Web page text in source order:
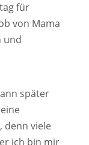
für
von Mama
und
später
denn viele
ich bin mir